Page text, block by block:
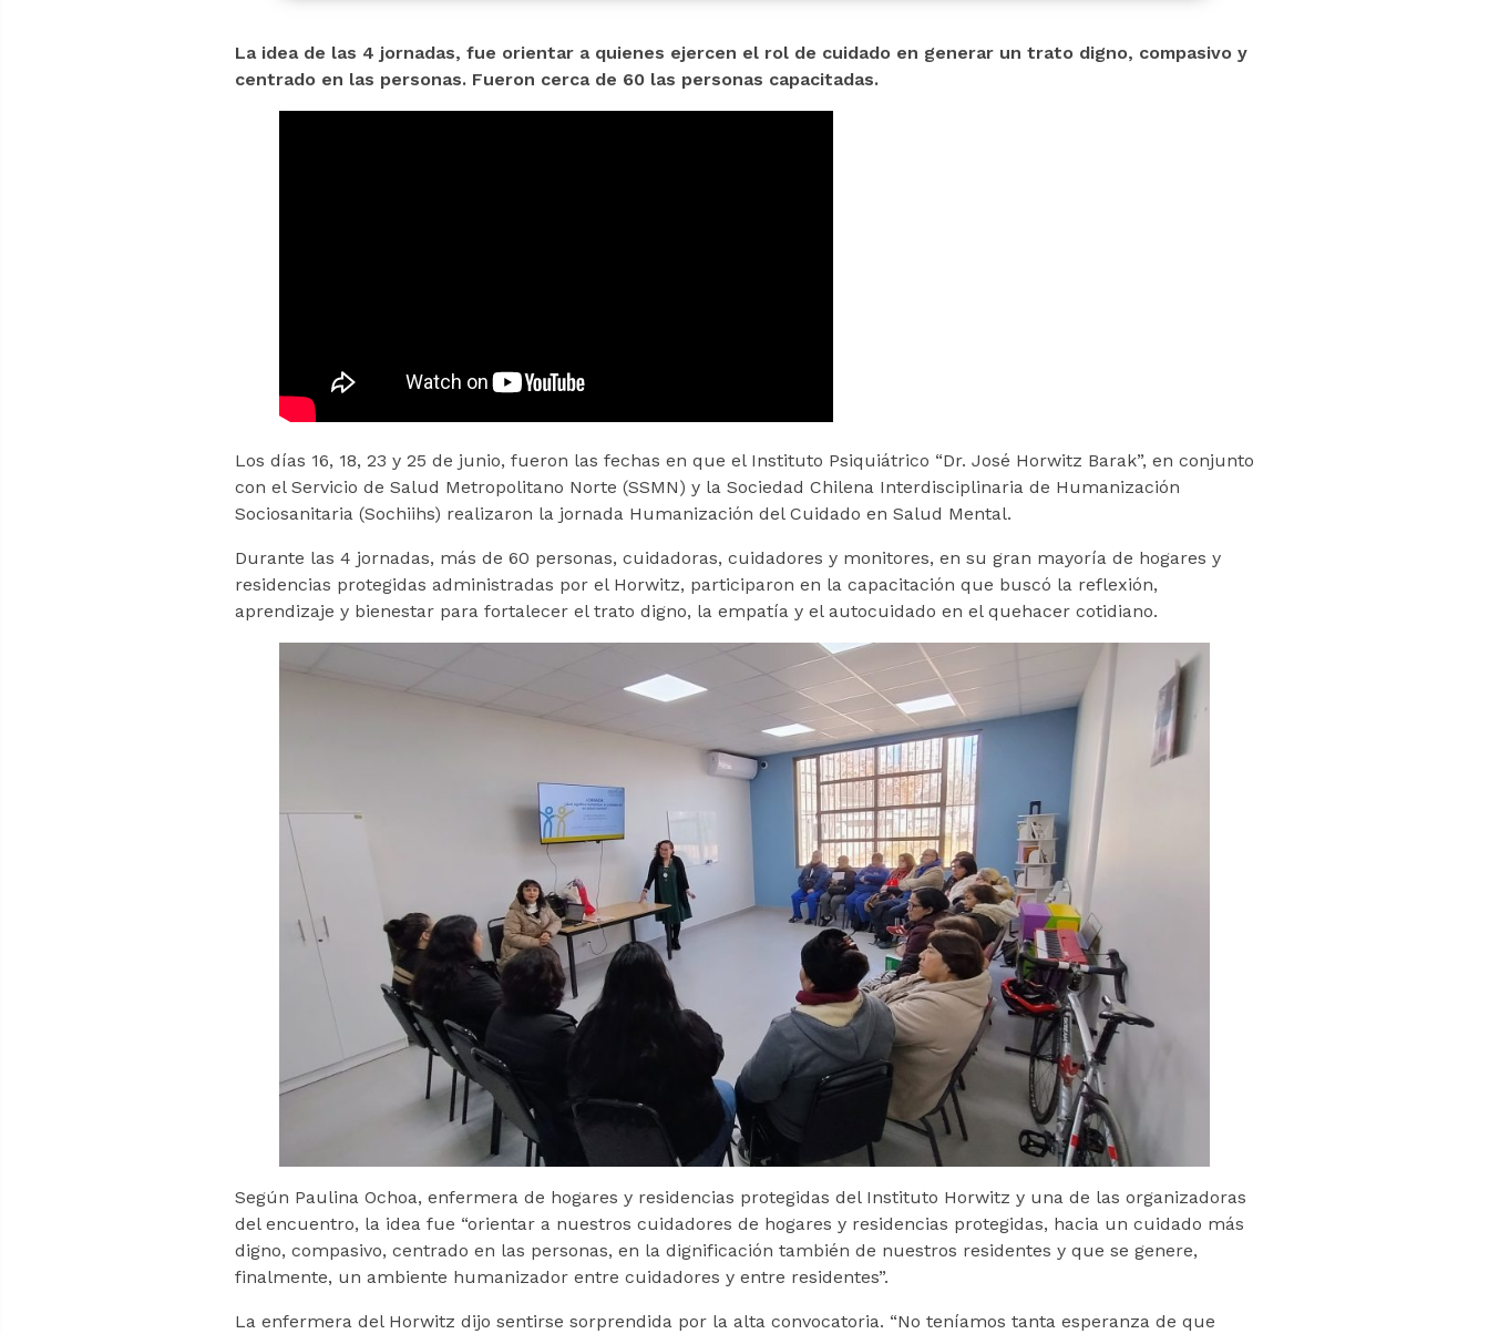
La idea de las 4 jornadas, fue orientar a quienes ejercen el rol de cuidado en generar un trato digno, compasivo y
centrado en las personas. Fueron cerca de 60 las personas capacitadas.
Los días 16, 18, 23 y 25 de junio, fueron las fechas en que el Instituto Psiquiátrico “Dr. José Horwitz Barak”, en conjunto
con el Servicio de Salud Metropolitano Norte (SSMN) y la Sociedad Chilena Interdisciplinaria de Humanización
Sociosanitaria (Sochiihs) realizaron la jornada Humanización del Cuidado en Salud Mental.
Durante las 4 jornadas, más de 60 personas, cuidadoras, cuidadores y monitores, en su gran mayoría de hogares y
residencias protegidas administradas por el Horwitz, participaron en la capacitación que buscó la reflexión,
aprendizaje y bienestar para fortalecer el trato digno, la empatía y el autocuidado en el quehacer cotidiano.
Según Paulina Ochoa, enfermera de hogares y residencias protegidas del Instituto Horwitz y una de las organizadoras
del encuentro, la idea fue “orientar a nuestros cuidadores de hogares y residencias protegidas, hacia un cuidado más
digno, compasivo, centrado en las personas, en la dignificación también de nuestros residentes y que se genere,
finalmente, un ambiente humanizador entre cuidadores y entre residentes”.
La enfermera del Horwitz dijo sentirse sorprendida por la alta convocatoria. “No teníamos tanta esperanza de que